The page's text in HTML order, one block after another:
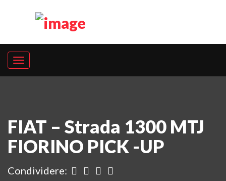
FIAT – Strada 1300 MTJ
FIORINO PICK -UP
Condividere: